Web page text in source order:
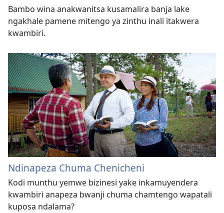
Bambo wina anakwanitsa kusamalira banja lake
ngakhale pamene mitengo ya zinthu inali itakwera
kwambiri.
Ndinapeza Chuma Chenicheni
Kodi munthu yemwe bizinesi yake inkamuyendera
kwambiri anapeza bwanji chuma chamtengo wapatali
kuposa ndalama?